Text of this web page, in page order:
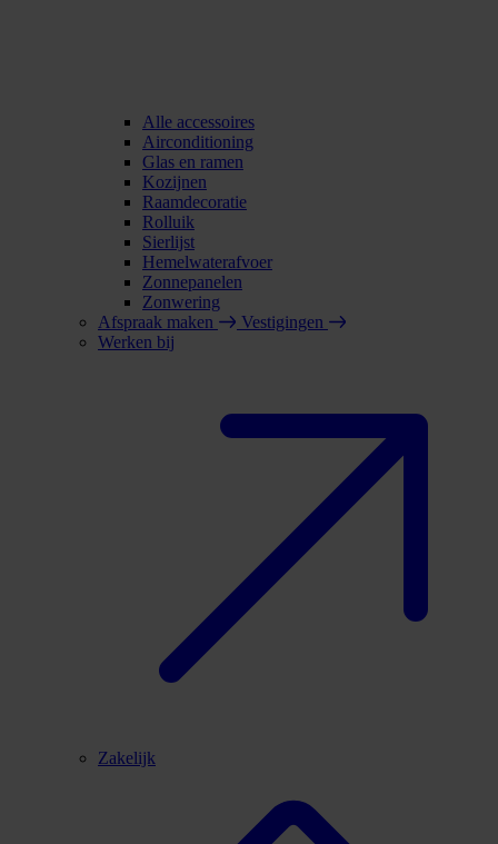
Alle accessoires
Airconditioning
Glas en ramen
Kozijnen
Raamdecoratie
Rolluik
Sierlijst
Hemelwaterafvoer
Zonnepanelen
Zonwering
Afspraak maken
Vestigingen
Werken bij
Zakelijk